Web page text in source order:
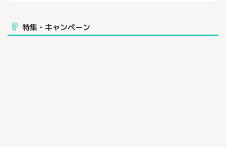
・マンションタイプ：月額3,520円（税込）～
特集・キャンペーン